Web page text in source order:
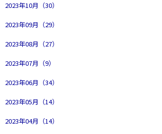
2023年10月（30）
2023年09月（29）
2023年08月（27）
2023年07月（9）
2023年06月（34）
2023年05月（14）
2023年04月（14）